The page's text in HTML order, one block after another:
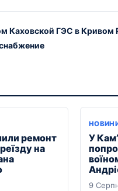
Каховской ГЭС в Кривом
ремонт
на
У
9